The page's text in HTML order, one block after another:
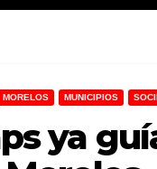
MORELOS MUNICIPIOS
ya